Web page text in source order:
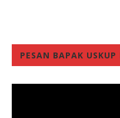
PESAN BAPAK